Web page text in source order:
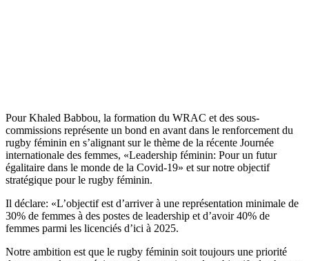
Pour Khaled Babbou, la formation du WRAC et des sous-
commissions représente un bond en avant dans le renforcement du
rugby féminin en s’alignant sur le thème de la récente Journée
internationale des femmes, «Leadership féminin: Pour un futur
égalitaire dans le monde de la Covid-19» et sur notre objectif
stratégique pour le rugby féminin.
Il déclare: «L’objectif est d’arriver à une représentation minimale de
30% de femmes à des postes de leadership et d’avoir 40% de
femmes parmi les licenciés d’ici à 2025.
Notre ambition est que le rugby féminin soit toujours une priorité